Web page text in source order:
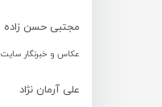
مجتبی حسن زاده
عکاس و خبرنگار سایت
علی آرمان نژاد